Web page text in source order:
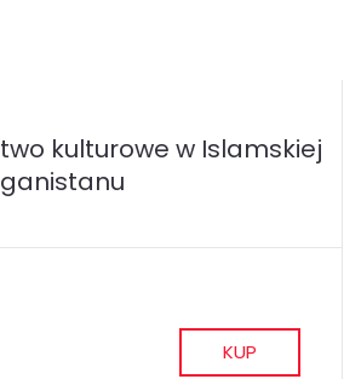
kulturowe w Islamskiej
KUP